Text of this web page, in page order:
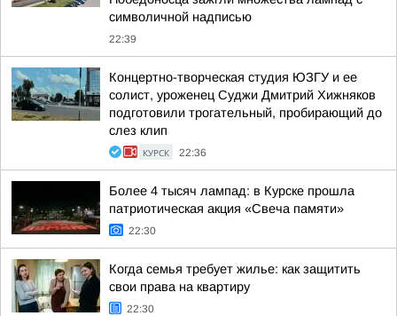
символичной надписью
22:39
Концертно-творческая студия ЮЗГУ и ее
солист, уроженец Суджи Дмитрий Хижняков
подготовили трогательный, пробирающий до
слез клип
КУРСК 22:36
Более 4 тысяч лампад: в Курске прошла
патриотическая акция «Свеча памяти»
22:30
Когда семья требует жилье: как защитить
свои права на квартиру
22:30